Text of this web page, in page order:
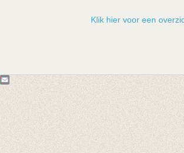
Klik hier voor een
Pinterest